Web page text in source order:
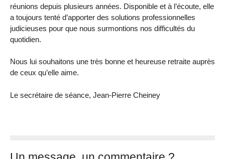
réunions depuis plusieurs années. Disponible et à l’écoute, elle
a toujours tenté d’apporter des solutions professionnelles
judicieuses pour que nous surmontions nos difficultés du
quotidien.
Nous lui souhaitons une très bonne et heureuse retraite auprès
de ceux qu’elle aime.
Le secrétaire de séance, Jean-Pierre Cheiney